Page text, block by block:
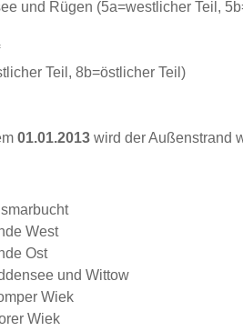
und Rügen (5a=westlicher Teil,
Teil, 8b=östlicher Teil)
01.01.2013 wird der Außenstrand
West
Ost
und Wittow
Wiek
Wiek